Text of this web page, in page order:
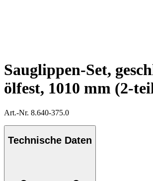
Sauglippen-Set,
ölfest, 1010 mm (2-
Art.-Nr. 8.640-375.0
Technische Daten